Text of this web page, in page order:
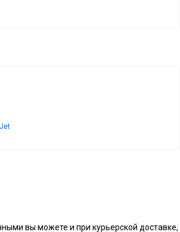
вы можете и при курьерской доставке,